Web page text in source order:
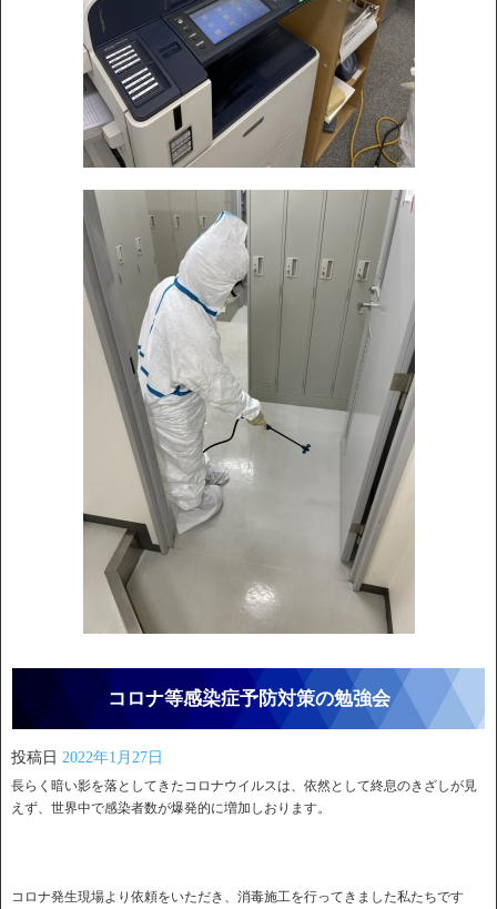
コロナ等感染症予防対策の勉強会
投稿日 2022年1月27日
長らく暗い影を落としてきたコロナウイルスは、依然として終息のきざしが見
えず、世界中で感染者数が爆発的に増加しおります。
コロナ発生現場より依頼をいただき、消毒施工を行ってきました私たちです